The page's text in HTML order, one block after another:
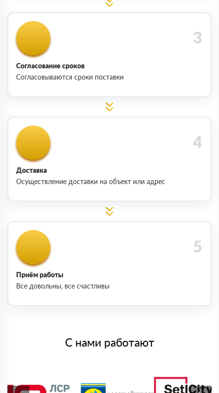
Согласование сроков
Согласовываются сроки поставки
Доставка
Осуществление доставки на объект или адрес
Приём работы
Все довольны, все счастливы
С нами работают